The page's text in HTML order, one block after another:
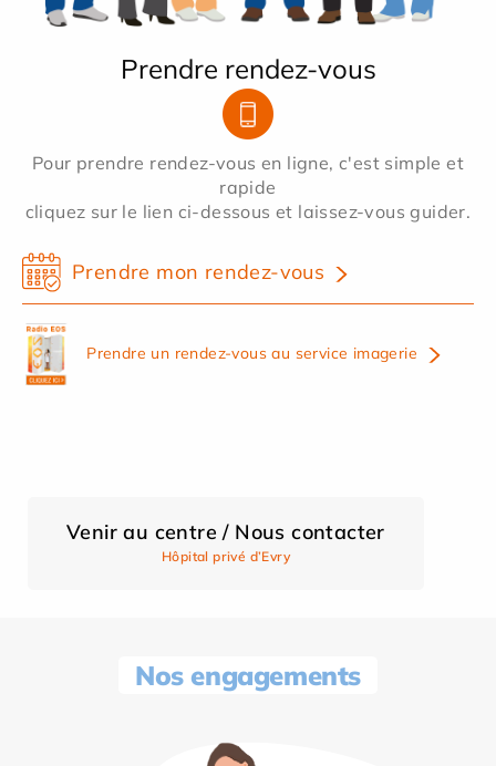
Prendre rendez-vous
Pour prendre rendez-vous en ligne, c'est simple et
rapide
cliquez sur le lien ci-dessous et laissez-vous guider.
Prendre mon rendez-vous
Prendre un rendez-vous au service imagerie
Venir au centre / Nous contacter
Hôpital privé d’Evry
Nos engagements